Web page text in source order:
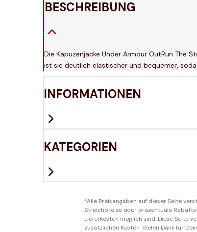
BESCHREIBUNG
Die Kapuzenjacke Under Armour OutRun The
ist sie deutlich elastischer und bequemer,
INFORMATIONEN
KATEGORIEN
*Alle Preisangaben auf dieser Seite
Streichpreise oder prozentuale
Lieferkosten möglich sind. Diese Seite
zusätzlichen Kosten. Vielen Dank für